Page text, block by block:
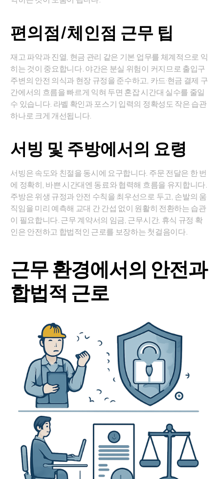
편의점/체인점 근무 팁
재고 파악과 진열, 현금 관리 같은 기본 업무를 체계적으로 익
히는 것이 중요합니다. 야간은 분실 위험이 커지므로 출입구
주변의 안전 의식과 현장 규정을 준수하고, 카드·현금 결제 구
간에서의 흐름을 빠르게 익혀 두면 혼잡 시간대 실수를 줄일
수 있습니다. 라벨 확인과 포스기 입력의 정확성도 작은 습관
하나로 크게 개선됩니다.
서빙 및 주방에서의 요령
서빙은 속도와 친절을 동시에 요구합니다. 주문 전달은 한 번
에 정확히, 바쁜 시간대엔 동료와 협력해 흐름을 유지합니다.
주방은 위생 규정과 안전 수칙을 최우선으로 두고, 손발의 움
직임을 미리 예측해 교대 간 간섭 없이 원활히 전환하는 습관
이 필요합니다. 근무 계약서의 임금, 근무시간, 휴식 규정 확
인은 안전하고 합법적인 근로를 보장하는 첫걸음이다.
근무 환경에서의 안전과
합법적 근로